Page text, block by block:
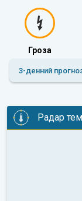
Гроза
3-денний
Радар